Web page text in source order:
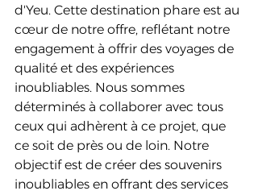
d'Yeu. Cette destination phare est au
cœur de notre offre, reflétant notre
engagement à offrir des voyages de
qualité et des expériences
inoubliables. Nous sommes
déterminés à collaborer avec tous
ceux qui adhèrent à ce projet, que
ce soit de près ou de loin. Notre
objectif est de créer des souvenirs
inoubliables en offrant des services